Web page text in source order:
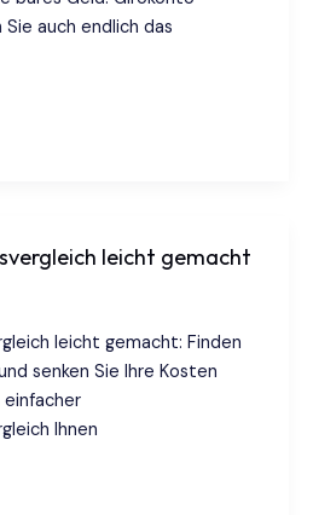
auch endlich das
leicht gemacht
leicht gemacht: Finden
senken Sie Ihre Kosten
einfacher
Ihnen